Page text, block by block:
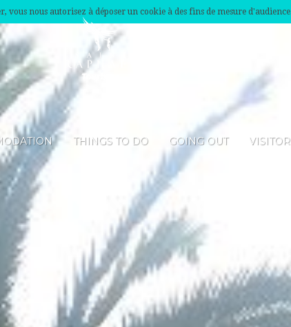
nous autorisez à déposer un cookie à des fins de mesure
THINGS TO DO GOING OUT